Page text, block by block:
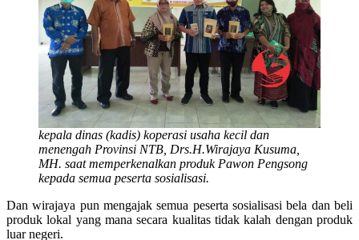
kepala dinas (kadis) koperasi usaha kecil dan
menengah Provinsi NTB, Drs.H.Wirajaya Kusuma,
MH. saat memperkenalkan produk Pawon Pengsong
kepada semua peserta sosialisasi.
Dan wirajaya pun mengajak semua peserta sosialisasi bela dan beli
produk lokal yang mana secara kualitas tidak kalah dengan produk
luar negeri.